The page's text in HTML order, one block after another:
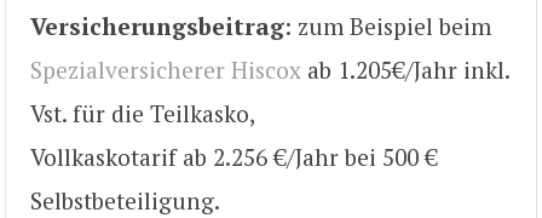
Versicherungsbeitrag: zum Beispiel beim
Spezialversicherer Hiscox ab 1.205€/Jahr inkl.
Vst. für die Teilkasko,
Vollkaskotarif ab 2.256 €/Jahr bei 500 €
Selbstbeteiligung.